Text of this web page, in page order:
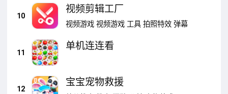
10
视频剪辑工厂
视频游戏 视频游戏 工具 拍照特效 弹幕
11
单机连连看
12
宝宝宠物救援